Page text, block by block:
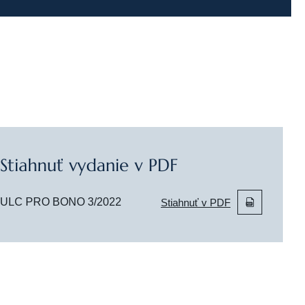
Stiahnuť vydanie v PDF
ULC PRO BONO 3/2022 Stiahnuť v PDF